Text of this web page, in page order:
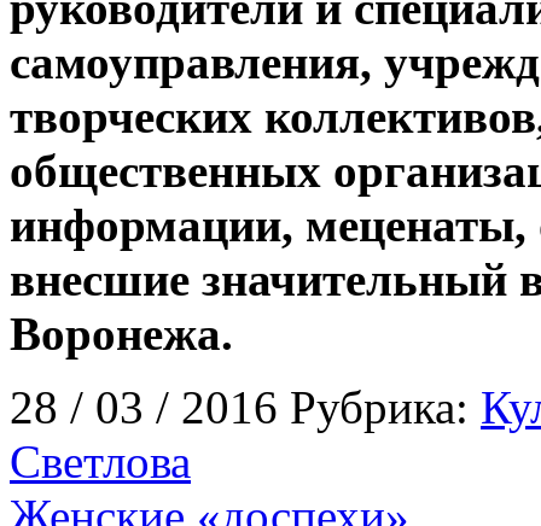
самоуправления,
творческих
общественных
информации, меценаты,
внесшие значительный
Воронежа.
28 / 03 / 2016 Рубрика:
Светлова
Женские «доспехи»